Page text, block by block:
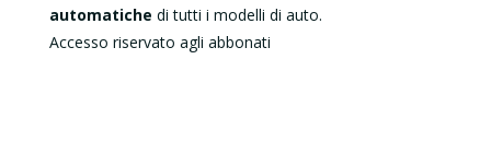
automatiche di tutti i modelli di auto.
Accesso riservato agli abbonati